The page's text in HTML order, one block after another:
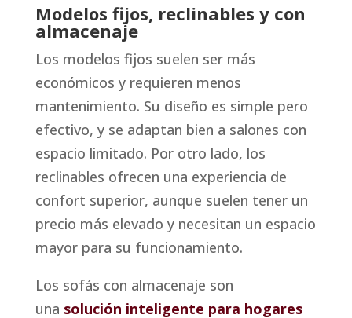
Modelos fijos, reclinables y con
almacenaje
Los modelos fijos suelen ser más
económicos y requieren menos
mantenimiento. Su diseño es simple pero
efectivo, y se adaptan bien a salones con
espacio limitado. Por otro lado, los
reclinables ofrecen una experiencia de
confort superior, aunque suelen tener un
precio más elevado y necesitan un espacio
mayor para su funcionamiento.
Los sofás con almacenaje son
una solución inteligente para hogares